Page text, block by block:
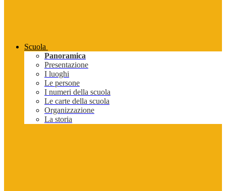
Scuola
Panoramica
Presentazione
I luoghi
Le persone
I numeri della scuola
Le carte della scuola
Organizzazione
La storia